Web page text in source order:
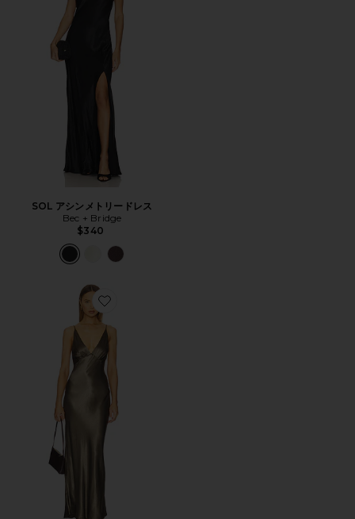
SOL アシンメトリードレス
Bec + Bridge
$340
Favorite MOON DANCE マキシドレス